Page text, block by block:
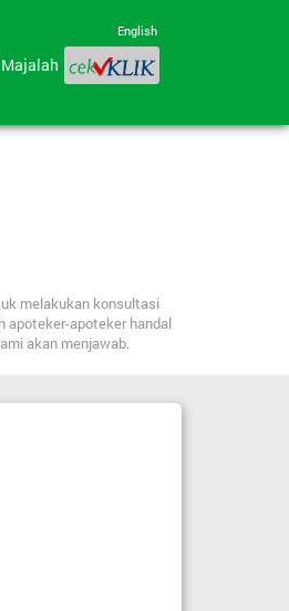
English
Majalah
melakukan konsultasi
apoteker-apoteker handal
akan menjawab.